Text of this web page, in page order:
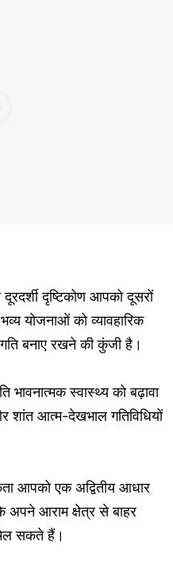
दृष्टिकोण आपको दूसरों
योजनाओं को व्यावहारिक
बनाए रखने की कुंजी है।
स्वास्थ्य को बढ़ावा
शांत आत्म-देखभाल गतिविधियों
आपको एक अद्वितीय आधार
अपने आराम क्षेत्र से बाहर
सकते हैं।